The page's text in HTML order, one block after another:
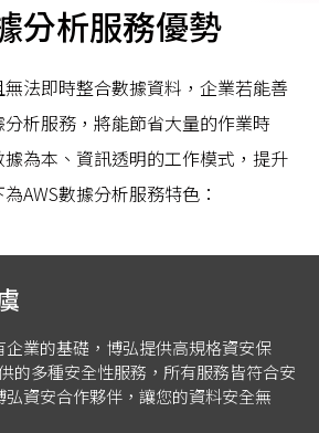
分析服務優勢
法即時整合數據資料，企業若能善
析服務，將能節省大量的作業時
為本、資訊透明的工作模式，提升
AWS數據分析服務特色：
業的基礎，博弘提供高規格資安保
的多種安全性服務，所有服務皆符合安
弘資安合作夥伴，讓您的資料安全無